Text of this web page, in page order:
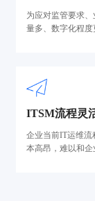
为应对监管要求
量多、数字化程
ITSM流程灵
企业当前IT运维
本高昂，难以和